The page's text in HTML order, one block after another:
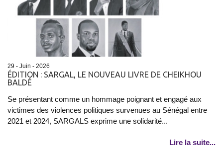
29 - Juin - 2026
ÉDITION : SARGAL, LE NOUVEAU LIVRE DE CHEIKHOU
BALDÉ
Se présentant comme un hommage poignant et engagé aux
victimes des violences politiques survenues au Sénégal entre
2021 et 2024, SARGALS exprime une solidarité...
Lire la suite...